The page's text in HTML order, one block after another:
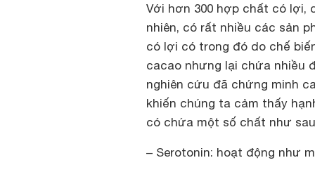
Với hơn 300 hợp chất có lợi,
nhiên, có rất nhiều các sản
có lợi có trong đó do chế
cacao nhưng lại chứa nhiều
nghiên cứu đã chứng minh
khiến chúng ta cảm thấy
có chứa một số chất như
– Serotonin: hoạt động như